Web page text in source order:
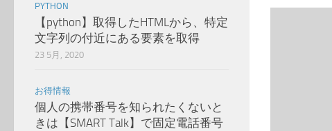
PYTHON
【python】取得したHTMLから、特定
文字列の付近にある要素を取得
23 5月, 2020
お得情報
個人の携帯番号を知られたくないと
きは【SMART Talk】で固定電話番号